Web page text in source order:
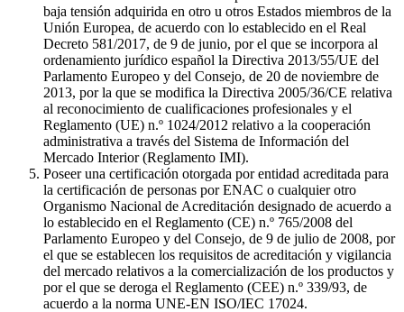
baja tensión adquirida en otro u otros Estados miembros de la
Unión Europea, de acuerdo con lo establecido en el Real
Decreto 581/2017, de 9 de junio, por el que se incorpora al
ordenamiento jurídico español la Directiva 2013/55/UE del
Parlamento Europeo y del Consejo, de 20 de noviembre de
2013, por la que se modifica la Directiva 2005/36/CE relativa
al reconocimiento de cualificaciones profesionales y el
Reglamento (UE) n.º 1024/2012 relativo a la cooperación
administrativa a través del Sistema de Información del
Mercado Interior (Reglamento IMI).
Poseer una certificación otorgada por entidad acreditada para
la certificación de personas por ENAC o cualquier otro
Organismo Nacional de Acreditación designado de acuerdo a
lo establecido en el Reglamento (CE) n.º 765/2008 del
Parlamento Europeo y del Consejo, de 9 de julio de 2008, por
el que se establecen los requisitos de acreditación y vigilancia
del mercado relativos a la comercialización de los productos y
por el que se deroga el Reglamento (CEE) n.º 339/93, de
acuerdo a la norma UNE-EN ISO/IEC 17024.